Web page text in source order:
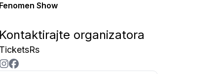
Fenomen Show
Kontaktirajte organizatora
TicketsRs